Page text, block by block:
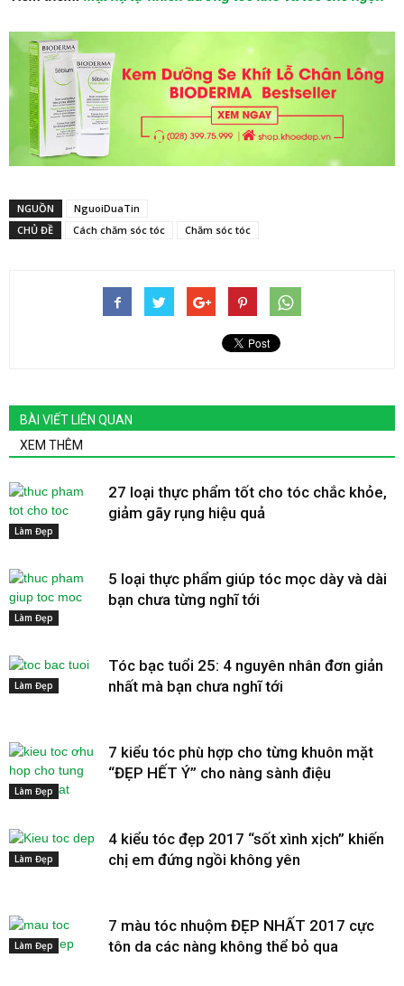
NGUỒN
NguoiDuaTin
CHỦ ĐỀ
Cách chăm sóc tóc Chăm sóc tóc
BÀI VIẾT LIÊN QUAN
XEM THÊM
Làm Đẹp
27 loại thực phẩm tốt cho tóc chắc khỏe,
giảm gãy rụng hiệu quả
Làm Đẹp
5 loại thực phẩm giúp tóc mọc dày và dài
bạn chưa từng nghĩ tới
Làm Đẹp
Tóc bạc tuổi 25: 4 nguyên nhân đơn giản
nhất mà bạn chưa nghĩ tới
Làm Đẹp
7 kiểu tóc phù hợp cho từng khuôn mặt
“ĐẸP HẾT Ý” cho nàng sành điệu
Làm Đẹp
4 kiểu tóc đẹp 2017 “sốt xình xịch” khiến
chị em đứng ngồi không yên
Làm Đẹp
7 màu tóc nhuộm ĐẸP NHẤT 2017 cực
tôn da các nàng không thể bỏ qua